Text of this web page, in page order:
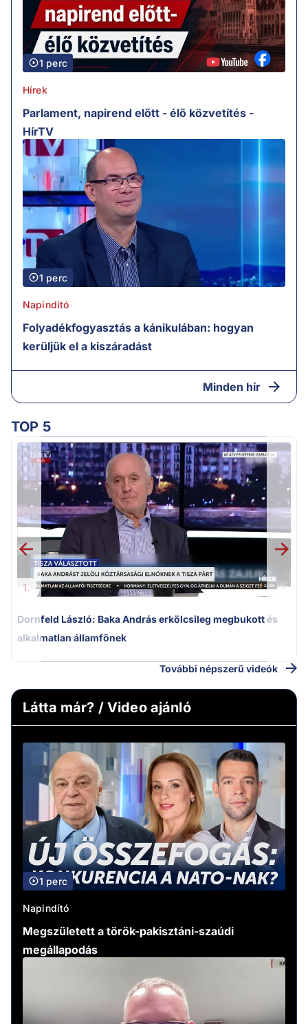
1 perc
Hírek
Parlament, napirend előtt - élő közvetítés -
HírTV
1 perc
Napindító
Folyadékfogyasztás a kánikulában: hogyan
kerüljük el a kiszáradást
Minden hír
TOP 5
1.
Dornfeld László: Baka András erkölcsileg megbukott és
alkalmatlan államfőnek
További népszerű videók
Látta már? / Video ajánló
1 perc
Napindító
Megszületett a török-pakisztáni-szaúdi
megállapodás